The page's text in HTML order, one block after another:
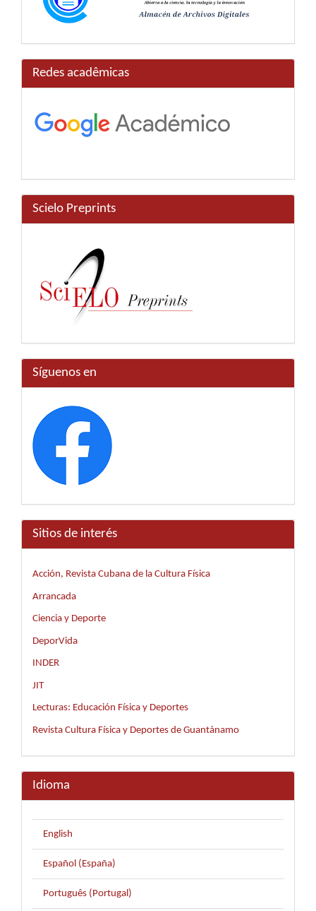
Redes acadêmicas
Scielo Preprints
Síguenos en
Sitios de interés
Acción, Revista Cubana de la Cultura Física
Arrancada
Ciencia y Deporte
DeporVida
INDER
JIT
Lecturas: Educación Física y Deportes
Revista Cultura Física y Deportes de Guantánamo
Idioma
English
Español (España)
Português (Portugal)